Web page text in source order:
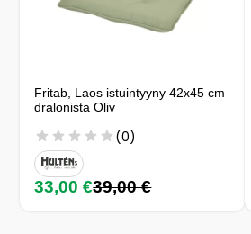
Fritab, Laos istuintyyny 42x45 cm
dralonista Oliv
(0)
33,00 €39,00 €